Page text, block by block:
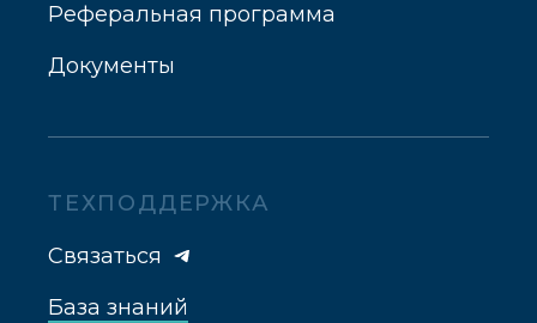
Реферальная программа
Документы
ТЕХПОДДЕРЖКА
Связаться
База знаний